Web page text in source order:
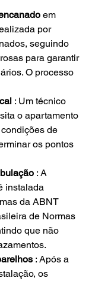
em
por
seguindo
para garantir
O processo
: Um técnico
o apartamento
de
os pontos
: A
instalada
da ABNT
de Normas
que não
: Após a
os